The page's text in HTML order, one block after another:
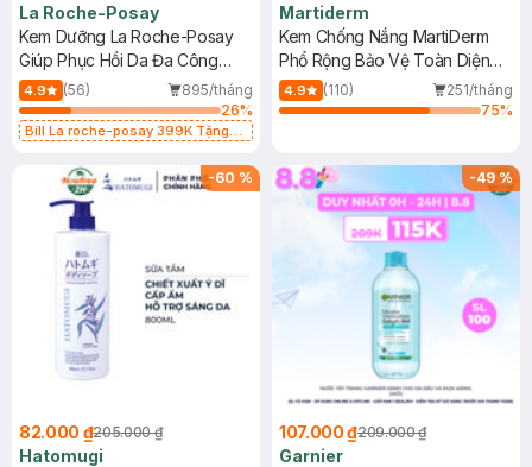
La Roche-Posay
Kem Dưỡng La Roche-Posay
Giúp Phục Hồi Da Đa Công
Dụng 40ml
4.9 (56)
895/tháng
26%
Bill La roche-posay 399K Tặng
(SL có hạn)
Martiderm
Kem Chống Nắng MartiDerm
Phổ Rộng Bảo Vệ Toàn Diện
40ml
4.9 (110)
251/tháng
75%
-60 %
82.000 ₫205.000 ₫
Hatomugi
-49%
107.000 ₫209.000 ₫
Garnier